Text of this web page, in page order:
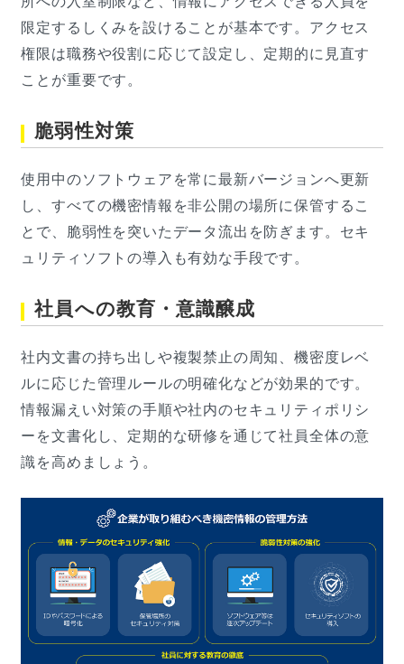
限定するしくみを設けることが基本です。アクセス
権限は職務や役割に応じて設定し、定期的に見直す
ことが重要です。
脆弱性対策
使用中のソフトウェアを常に最新バージョンへ更新
し、すべての機密情報を非公開の場所に保管するこ
とで、脆弱性を突いたデータ流出を防ぎます。セキ
ュリティソフトの導入も有効な手段です。
社員への教育・意識醸成
社内文書の持ち出しや複製禁止の周知、機密度レベ
ルに応じた管理ルールの明確化などが効果的です。
情報漏えい対策の手順や社内のセキュリティポリシ
ーを文書化し、定期的な研修を通じて社員全体の意
識を高めましょう。